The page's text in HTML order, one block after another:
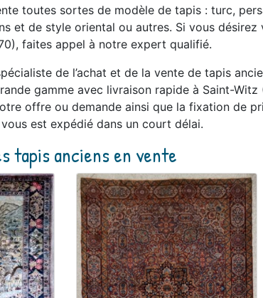
toutes sortes de modèle de tapis : turc,
et de style oriental ou autres. Si vous
faites appel à notre expert qualifié.
de l’achat et de la vente de tapis
gamme avec livraison rapide à Saint-Witz
offre ou demande ainsi que la fixation de
est expédié dans un court délai.
tapis anciens en vente